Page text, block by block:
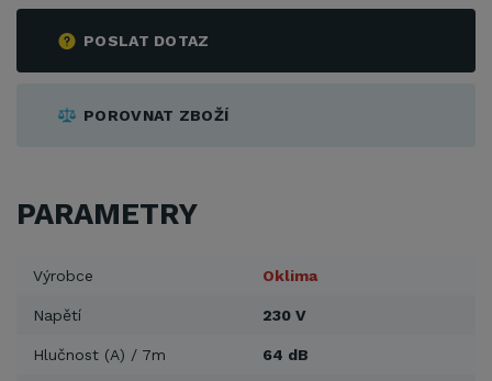
POSLAT DOTAZ
POROVNAT ZBOŽÍ
PARAMETRY
Výrobce Oklima
Napětí 230 V
Hlučnost (A) / 7m 64 dB